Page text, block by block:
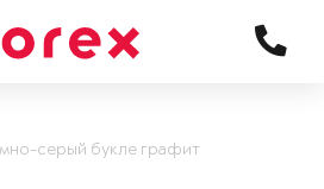
серый букле графит